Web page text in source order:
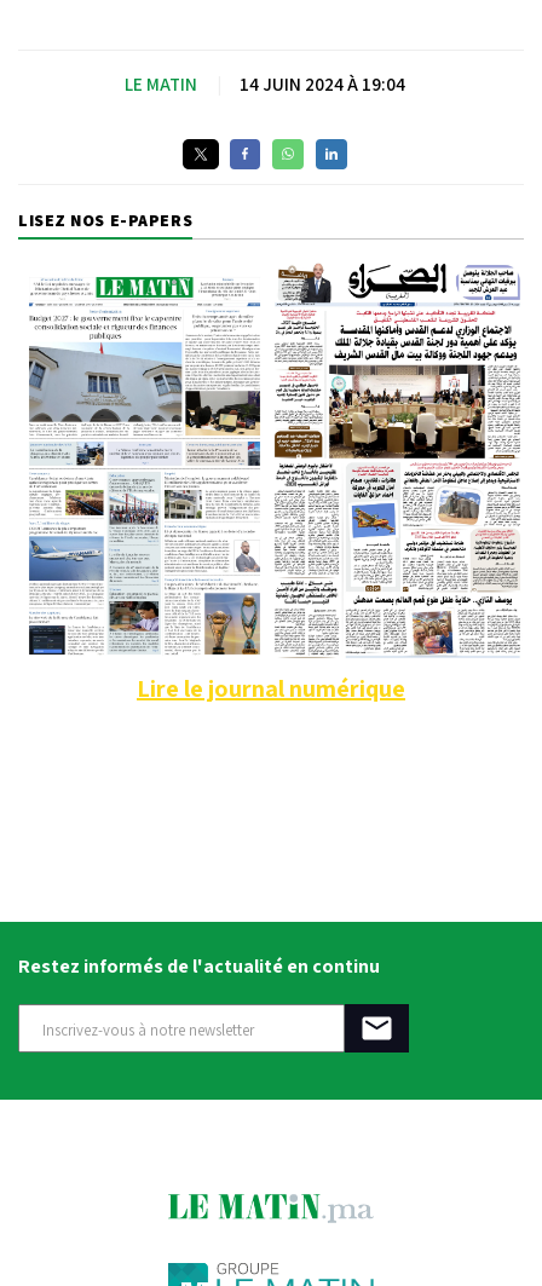
LE MATIN 14 JUIN 2024 À 19:04
LISEZ NOS E-PAPERS
Lire le journal numérique
Restez informés de l'actualité en continu